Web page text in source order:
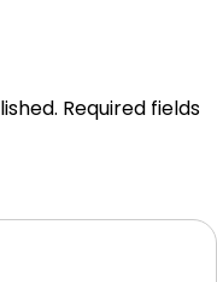
Required fields